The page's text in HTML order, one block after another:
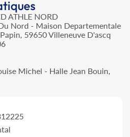
ATHLE NORD
Nord - Maison Departementale
59650 Villeneuve D'ascq
Michel - Halle Jean Bouin,